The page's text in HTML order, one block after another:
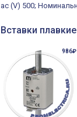
ac (V) 500;
Вставки
986₽